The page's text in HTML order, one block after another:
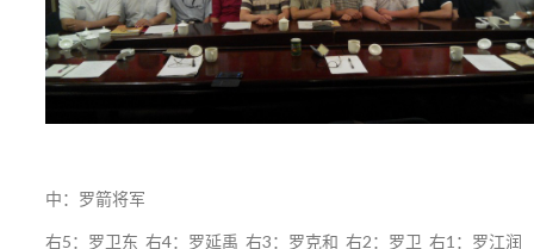
中：罗箭将军
右5：罗卫东 右4：罗延禹 右3：罗克和 右2：罗卫 右1：罗江润